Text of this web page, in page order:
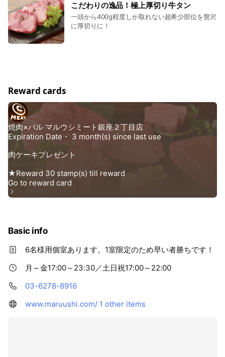
こだわりの逸品！極上厚切り牛タン
一頭から400g程度しか取れない超希少部位を贅沢
に厚切りに！
Reward cards
Basic info
6名様用個室あります。1室限定のため早い者勝ちです！
月～金17:00～23:30／土日祝17:00～22:00
03-6278-8916
www.maruushi.com/ 1 other items